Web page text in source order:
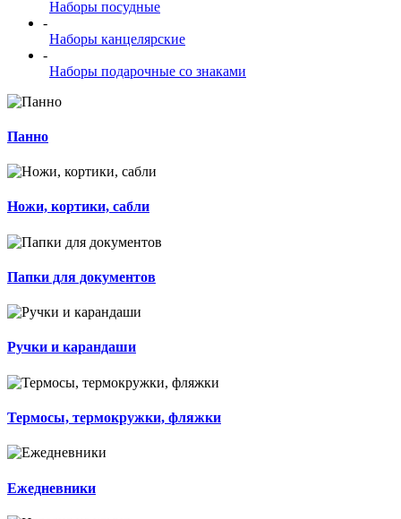
Наборы посудные
-
Наборы канцелярские
-
Наборы подарочные со знаками
Панно
Ножи, кортики, сабли
Папки для документов
Ручки и карандаши
Термосы, термокружки, фляжки
Ежедневники